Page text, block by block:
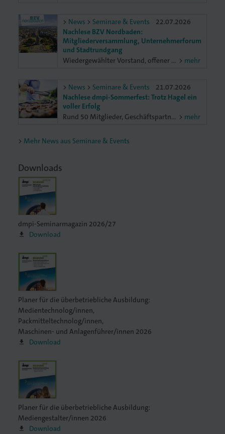
News Seminare & Events
22.07.2026
Nachlese BZV Nordbaden:
Mitgliederversammlung, Unternehmerforum
und Stadtrundgang
Wiedergewählter Vorstand, offener Austausch zu aktuellen Branchenthemen und ein gemeinsamer Blick auf Mannheim: Bei sommerlichen Temperaturen kamen am 9. Juli Unternehmerinnen und Unternehmer der Druck- und Medienbranche zum Netzwerktreffen der dmpi-Bezirksvereinigung Nordbaden in Mannheim zusammen. Neben der Mitgliederversammlung standen ein Unternehmerforum, eine besondere Stadtführung und ein gemeinsames Netzwerk-Dinner auf dem Programm.
mehr
News Seminare & Events
21.07.2026
Nachlese dmpi-Sommerfest: Trotz Hagel ein
voller Erfolg
Rund 50 Mitglieder, Geschäftspartner und Freunde der dmpi-Verbände kamen am Freitag, 17. Juli, zum traditionellen Sommergrillfest zusammen. Auch wenn ein Hagelschauer kurzfristig für eine Planänderung sorgte, tat dies der guten Stimmung keinen Abbruch.
mehr
Mehr News aus Seminare & Events
Downloads
dmpi-Seminarmagazin 2026/27
Download
Planer für die überbetriebliche Ausbildung:
Medientechnolog/innen,
Packmitteltechnolog/innen,
Maschinen- und Anlagenführer/innen 2026
Download
Planer für die überbetriebliche Ausbildung:
Mediengestalter/innen 2026
Download